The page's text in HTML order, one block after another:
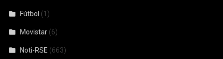
Fútbol (1)
Movistar (6)
Noti-RSE (663)